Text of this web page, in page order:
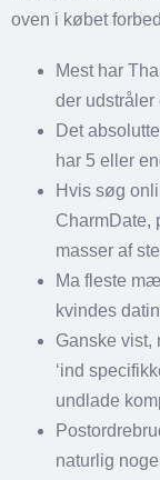
oven i købet
Mest har
der udstråler
Det
har 5 eller
Hvis søg
CharmDate,
masser af
Ma fleste
kvindes
Ganske vist,
‘ind
undlade
naturlig